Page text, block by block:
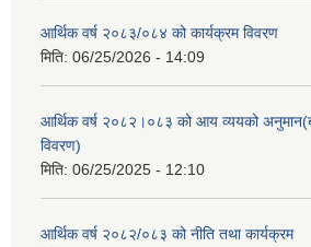
आर्थिक वर्ष २०८३/०८४ को कार्यक्रम विवरण
मिति: 06/25/2026 - 14:09
आर्थिक वर्ष २०८२।०८३ को आय व्ययको
विवरण)
मिति: 06/25/2025 - 12:10
आर्थिक वर्ष २०८२/०८३ को नीति तथा कार्यक्रम